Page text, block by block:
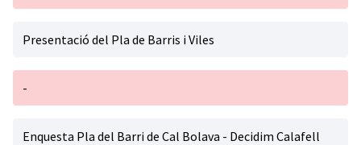
Presentació del Pla de Barris i Viles
-
Enquesta Pla del Barri de Cal Bolava - Decidim Calafell